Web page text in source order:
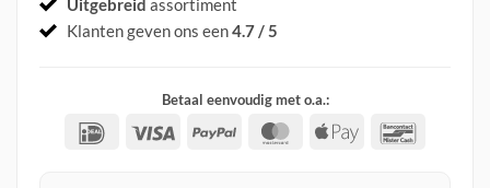
Uitgebreid assortiment
Klanten geven ons een4.7 / 5
Betaal eenvoudig met o.a.:
IDeal Visa PayPal MasterCard
Apple